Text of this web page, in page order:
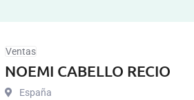
Ventas
NOEMI CABELLO RECIO
España